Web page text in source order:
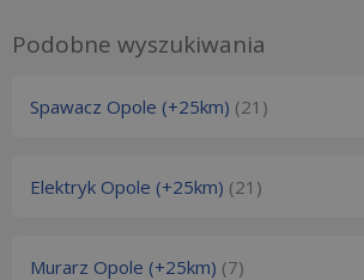
Podobne wyszukiwania
Spawacz Opole (+25km) (21)
Elektryk Opole (+25km) (21)
Murarz Opole (+25km) (7)